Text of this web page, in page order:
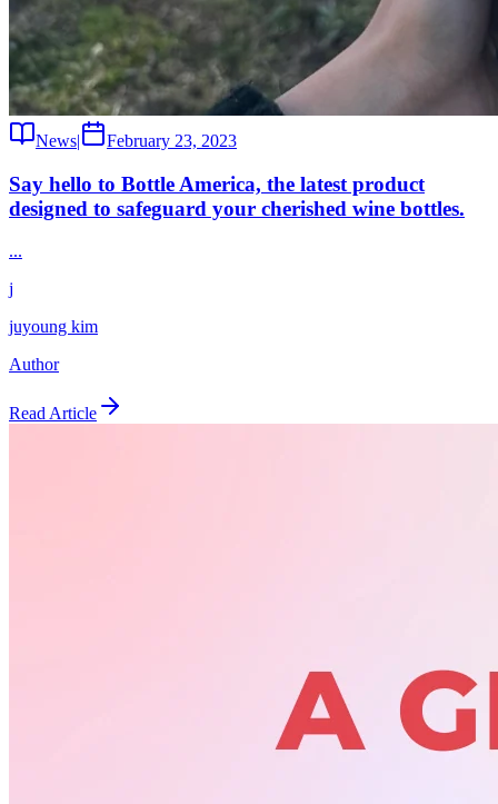
News| February 23, 2023
Say hello to Bottle America, the latest product
designed to safeguard your cherished wine bottles.
...
j
juyoung kim
Author
Read Article